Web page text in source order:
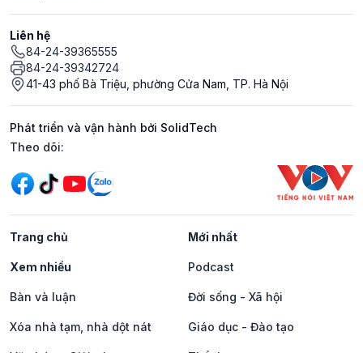
Liên hệ
84-24-39365555
84-24-39342724
41-43 phố Bà Triệu, phường Cửa Nam, TP. Hà Nội
Phát triển và vận hành bởi SolidTech
Mạng xã hội
Theo dõi:
Trang chủ Mới nhất
Xem nhiều Podcast
Bàn và luận Đời sống - Xã hội
Xóa nhà tạm, nhà dột nát Giáo dục - Đào tạo